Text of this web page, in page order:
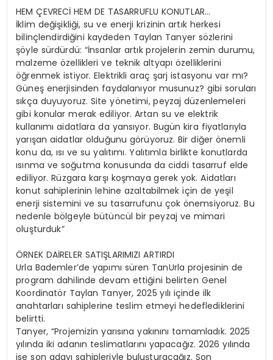
HEM ÇEVRECİ HEM DE TASARRUFLU KONUTLAR…
İklim değişikliği, su ve enerji krizinin artık herkesi
bilinçlendirdiğini kaydeden Taylan Tanyer sözlerini
şöyle sürdürdü: “İnsanlar artık projelerin zemin durumu,
malzeme özellikleri ve teknik altyapı özelliklerini
öğrenmek istiyor. Elektrikli araç şarj istasyonu var mı?
Güneş enerjisinden faydalanıyor musunuz? gibi soruları
sıkça duyuyoruz. Site yönetimi, peyzaj düzenlemeleri
gibi konular merak ediliyor. Artan su ve elektrik
kullanımı aidatlara da yansıyor. Bugün kira fiyatlarıyla
yarışan aidatlar olduğunu görüyoruz. Bir diğer önemli
konu da, ısı ve su yalıtımı. Yalıtımla birlikte konutlarda
ısınma ve soğutma konusunda da ciddi tasarruf elde
ediliyor. Rüzgara karşı koşmaya gerek yok. Aidatları
konut sahiplerinin lehine azaltabilmek için de yeşil
enerji sistemini ve su tasarrufunu çok önemsiyoruz. Bu
nedenle bölgeyle bütüncül bir peyzaj ve mimari
oluşturduk”
ÖRNEK DAİRELER SATIŞLARIMIZI ARTIRDI
Urla Bademler’de yapımı süren TanUrla projesinin de
program dahilinde devam ettiğini belirten Genel
Koordinatör Taylan Tanyer, 2025 yılı içinde ilk
anahtarları sahiplerine teslim etmeyi hedeflediklerini
belirtti.
Tanyer, “Projemizin yarısına yakınını tamamladık. 2025
yılında iki adanın teslimatlarını yapacağız. 2026 yılında
ise son adayı sahipleriyle buluşturacağız. Son